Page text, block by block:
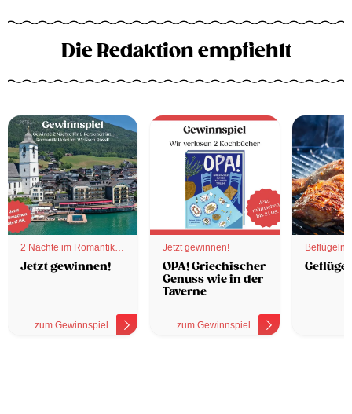
Die Redaktion empfiehlt
2 Nächte im Romantik
Hotel
Jetzt gewinnen!
zum Gewinnspiel
Jetzt gewinnen!
OPA! Griechischer
Genuss wie in der
Taverne
zum Gewinnspiel